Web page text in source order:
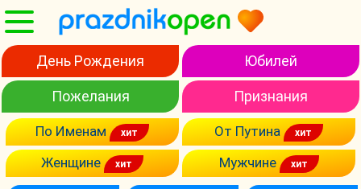
День Рождения Юбилей
Пожелания Признания
По Именам
От Путина
Женщине
Мужчине